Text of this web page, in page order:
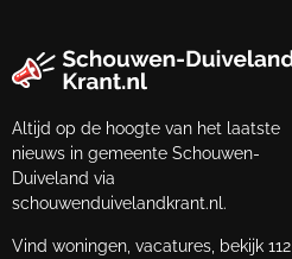
Altijd op de hoogte van het laatste
nieuws in gemeente Schouwen-
Duiveland via
schouwenduivelandkrant.nl.
Vind woningen, vacatures, bekijk 112